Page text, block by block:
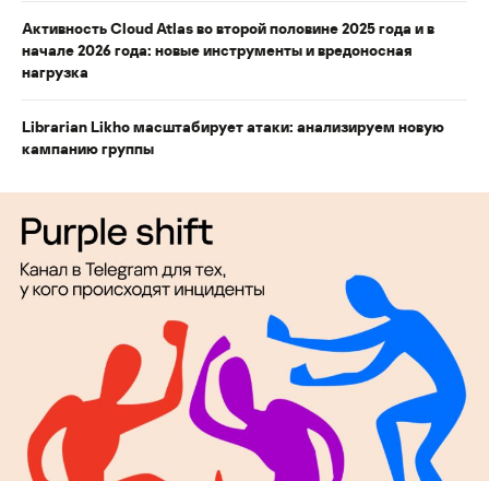
Активность Cloud Atlas во второй половине 2025 года и в
начале 2026 года: новые инструменты и вредоносная
нагрузка
Librarian Likho масштабирует атаки: анализируем новую
кампанию группы